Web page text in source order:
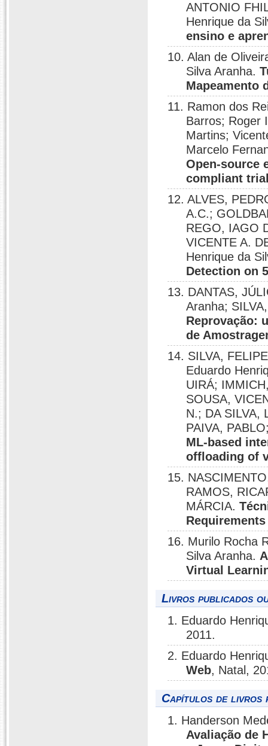
ANTONIO
Henrique da
ensino e
10. Alan de
Silva Aranha.
Mapeamento
11. Ramon dos
Barros; Roger
Martins;
Marcelo
Open-source
compliant
12. ALVES,
A.C.;
REGO, IAGO
VICENTE A.
Henrique da
Detection on
13. DANTAS,
Aranha;
Reprovação:
de
14. SILVA,
Eduardo
UIRÁ;
SOUSA,
N.; DA SILVA,
PAIVA,
ML-based
offloading of
15.
RAMOS,
MÁRCIA.
16. Murilo Rocha
Silva Aranha.
Virtual
Livros publicados
1. Eduardo
2011.
2. Eduardo
Web, Natal,
Capítulos de livros
1. Handerson
Avaliação de